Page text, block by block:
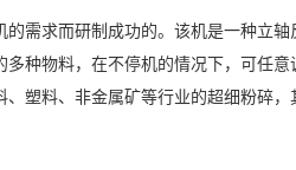
需求而研制成功的。该机是一种立
种物料，在不停机的情况下，可任意
塑料、非金属矿等行业的超细粉碎，